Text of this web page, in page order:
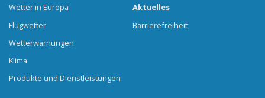
Wetter in Europa
Flugwetter
Wetterwarnungen
Klima
Produkte und Dienstleistungen
Aktuelles
Barrierefreiheit